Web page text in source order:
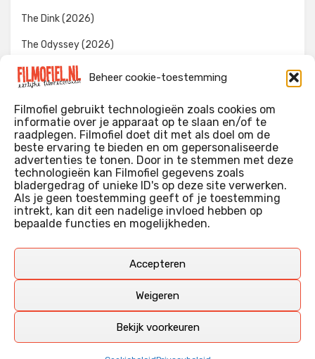
Beheer cookie-toestemming
Filmofiel gebruikt technologieën zoals cookies om
informatie over je apparaat op te slaan en/of te
raadplegen. Filmofiel doet dit met als doel om de
beste ervaring te bieden en om gepersonaliseerde
advertenties te tonen. Door in te stemmen met deze
technologieën kan Filmofiel gegevens zoals
bladergedrag of unieke ID's op deze site verwerken.
Als je geen toestemming geeft of je toestemming
intrekt, kan dit een nadelige invloed hebben op
bepaalde functies en mogelijkheden.
Accepteren
Weigeren
Bekijk voorkeuren
The Dink (2026)
The Odyssey (2026)
Evil Dead Burn (2026)
WIE IK BEN…?
Ik ben ooit begonnen met m’n recensies omdat ik zoveel
films keek dat ik af en toe niet meer wist welke ik nu wel of
niet gezien had. Ik ben een filmliefhebber, heb als hobby nog
erg lang in een videotheek gewerkt, en heb als coproducent
Deze recensies zijn dan ook vooral vrij pretentieloze
aangevuld met een groeiende kennis over de kunde én de
kunst van het maken van film.